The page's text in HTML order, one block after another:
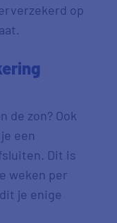
op
de zon? Ook
een
Dit is
weken per
je enige